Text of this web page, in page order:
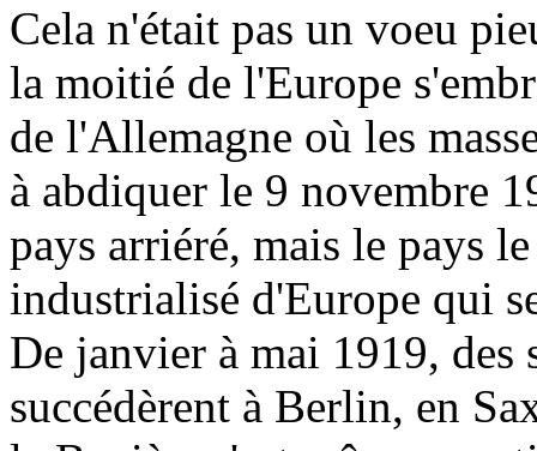
Cela n'était pas un voeu
la moitié de l'Europe
de l'Allemagne où les
à abdiquer le 9 novembre
pays arriéré, mais le pays
industrialisé d'Europe qui
De janvier à mai 1919, des
succédèrent à Berlin, en